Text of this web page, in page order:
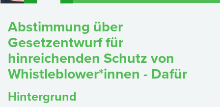
Abstimmung über
Gesetzentwurf für
hinreichenden Schutz von
Whistleblower*innen - Dafür
Hintergrund